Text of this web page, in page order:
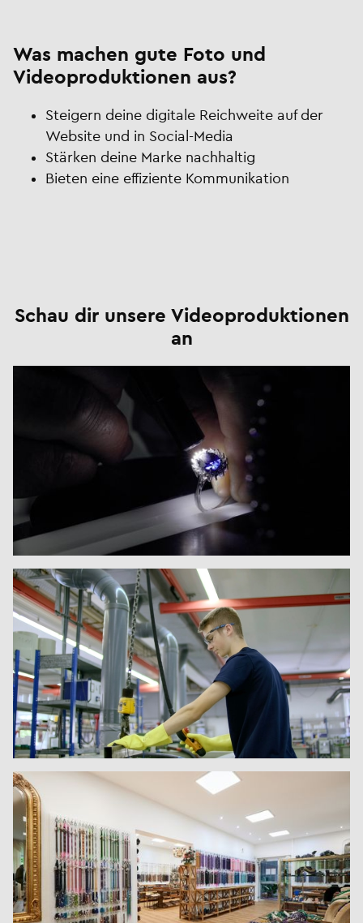
Was machen gute Foto und
Videoproduktionen aus?
Steigern deine digitale Reichweite auf der
Website und in Social-Media
Stärken deine Marke nachhaltig
Bieten eine effiziente Kommunikation
Schau dir unsere Videoproduktionen
an